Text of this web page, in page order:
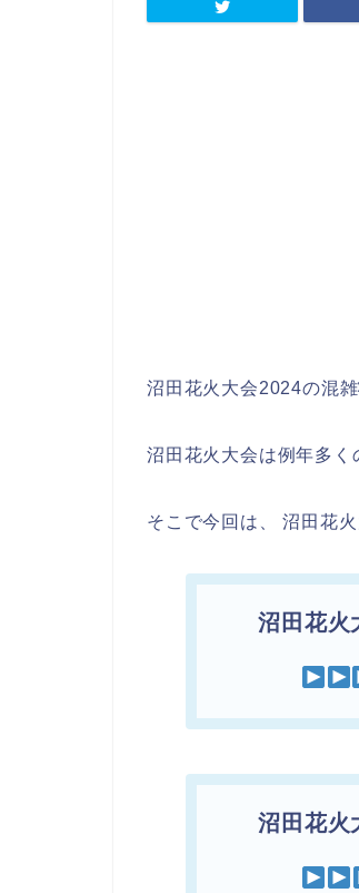
沼田花火大会2024の混
沼田花火大会は例年多く
そこで今回は、 沼田花
沼田花火
沼田花火